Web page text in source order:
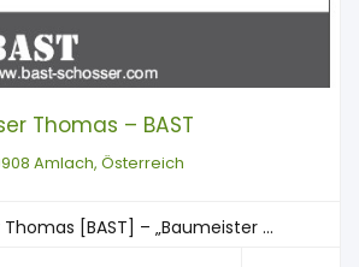
Thomas – BAST
Amlach, Österreich
Thomas [BAST] – „Baumeister ...